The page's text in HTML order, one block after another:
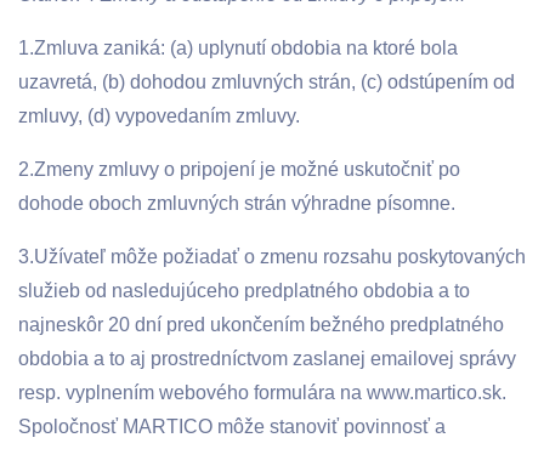
1.Zmluva zaniká: (a) uplynutí obdobia na ktoré bola
uzavretá, (b) dohodou zmluvných strán, (c) odstúpením od
zmluvy, (d) vypovedaním zmluvy.
2.Zmeny zmluvy o pripojení je možné uskutočniť po
dohode oboch zmluvných strán výhradne písomne.
3.Užívateľ môže požiadať o zmenu rozsahu poskytovaných
služieb od nasledujúceho predplatného obdobia a to
najneskôr 20 dní pred ukončením bežného predplatného
obdobia a to aj prostredníctvom zaslanej emailovej správy
resp. vyplnením webového formulára na www.martico.sk.
Spoločnosť MARTICO môže stanoviť povinnosť a